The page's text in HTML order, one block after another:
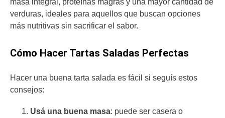
masa integral, proteínas magras y una mayor cantidad de
verduras, ideales para aquellos que buscan opciones
más nutritivas sin sacrificar el sabor.
Cómo Hacer Tartas Saladas Perfectas
Hacer una buena tarta salada es fácil si seguís estos
consejos:
Usá una buena masa: puede ser casera o